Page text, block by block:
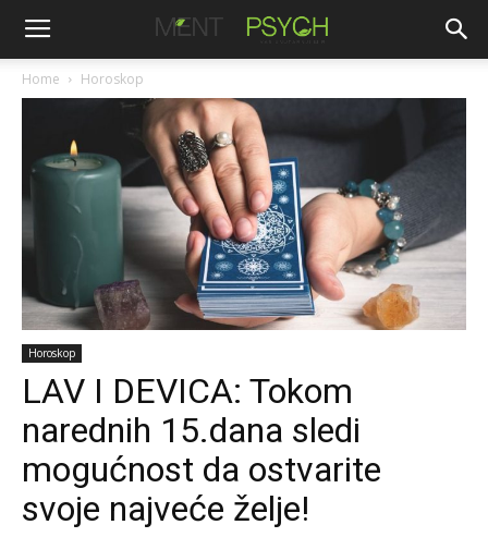
Home Horoskop
Horoskop
LAV I DEVICA: Tokom
narednih 15.dana sledi
mogućnost da ostvarite
svoje najveće želje!